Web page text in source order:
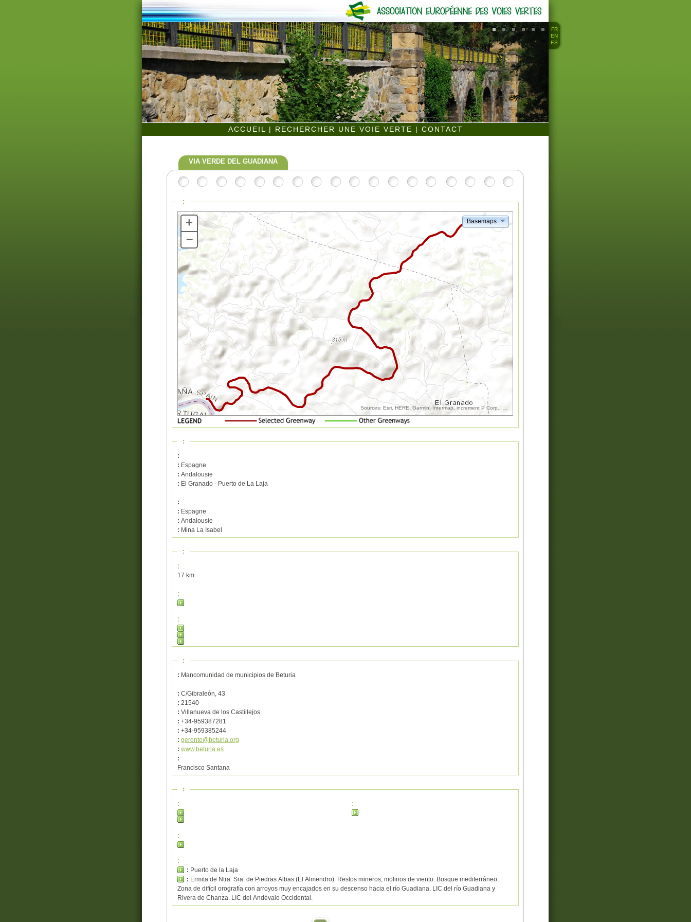
FR
EN
ES
ACCUEIL | RECHERCHER UNE VOIE VERTE | CONTACT
VIA VERDE DEL GUADIANA
:
Basemaps
Sources: Esri, HERE, Garmin, Intermap, increment P Corp., GEBCO, USGS, FAO, NPS, NRCAN, GeoBase, IGN, Kadaster NL,
+
–
:
:
: Espagne
: Andalousie
: El Granado - Puerto de La Laja
:
: Espagne
: Andalousie
: Mina La Isabel
:
:
17 km
:
:
:
: Mancomunidad de municipios de Beturia
: C/Gibraleón, 43
: 21540
: Villanueva de los Castillejos
: +34-959387281
: +34-959385244
: gerente@beturia.org
: www.beturia.es
:
Francisco Santana
:
:
:
:
:
: Puerto de la Laja
: Ermita de Ntra. Sra. de Piedras Albas (El Almendro). Restos mineros, molinos de viento. Bosque mediterráneo.
Zona de difícil orografía con arroyos muy encajados en su descenso hacia el río Guadiana. LIC del río Guadiana y
Rivera de Chanza. LIC del Andévalo Occidental.